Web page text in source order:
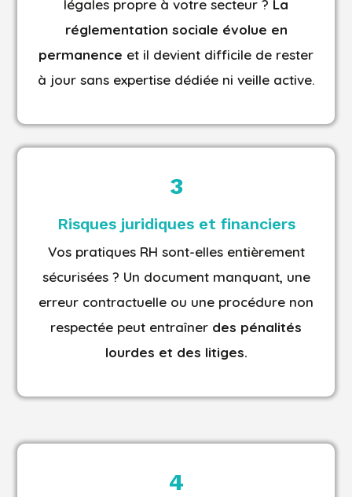
légales propre à votre secteur ? La
réglementation sociale évolue en
permanence et il devient difficile de rester
à jour sans expertise dédiée ni veille active.
3
Risques juridiques et financiers
Vos pratiques RH sont-elles entièrement
sécurisées ? Un document manquant, une
erreur contractuelle ou une procédure non
respectée peut entraîner des pénalités
lourdes et des litiges.
4